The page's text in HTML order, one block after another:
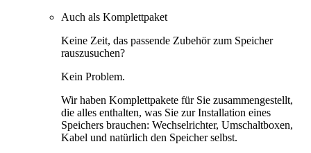
Auch als Komplettpaket
Keine Zeit, das passende Zubehör zum Speicher
rauszusuchen?
Kein Problem.
Wir haben Komplettpakete für Sie zusammengestellt,
die alles enthalten, was Sie zur Installation eines
Speichers brauchen: Wechselrichter, Umschaltboxen,
Kabel und natürlich den Speicher selbst.